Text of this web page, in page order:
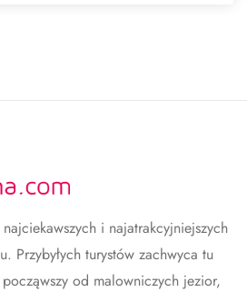
i najatrakcyjniejszych
Przybyłych turystów zachwyca tu
od malowniczych jezior,